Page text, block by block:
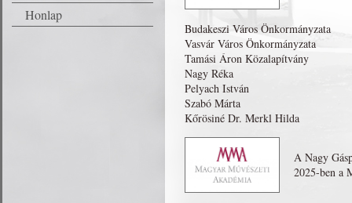
Honlap
Budakeszi Város Önkormányzata
Vasvár Város Önkormányzata
Tamási Áron Közalapítvány
Nagy Réka
Pelyach István
Szabó Márta
Kőrösiné Dr. Merkl Hilda
A Nagy
2025-ben a